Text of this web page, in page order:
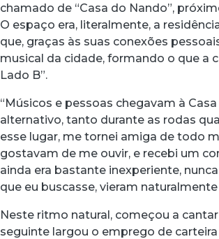
chamado de “Casa do Nando”,
O espaço era, literalmente, a
que, graças às suas conexões
musical da cidade, formando o que a
Lado B”.
“Músicos e pessoas chegavam à
alternativo, tanto durante as rodas
esse lugar, me tornei amiga de todo
gostavam de me ouvir, e recebi um
ainda era bastante inexperiente,
que eu buscasse, vieram
Neste ritmo natural, começou a
seguinte largou o emprego de